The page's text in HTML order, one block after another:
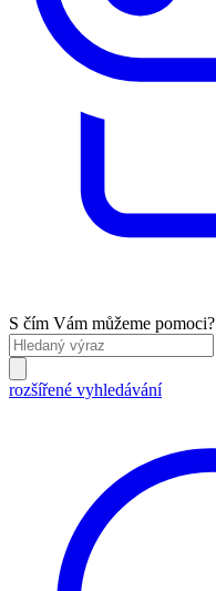
S čím Vám můžeme pomoci?
rozšířené vyhledávání